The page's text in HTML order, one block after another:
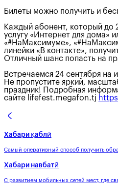
Билеты можно получить и
Каждый абонент, который до
услугу «Интернет для дома»
«#НаМаксимуме»,
линейки «В контакте»,
Отличный шанс попасть на
Встречаемся 24 сентября на
Не пропустите яркий,
праздник! Подробная
сайте lifefest.megafon.tj
Хабари қаблӣ
Самый оперативный способ получить
Хабари навбатӣ
С развитием мобильных сетей мест, где